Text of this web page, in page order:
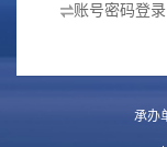
账号密码登录
承办